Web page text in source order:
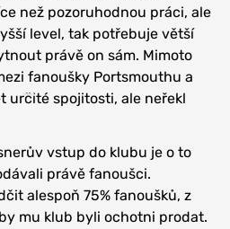
než pozoruhodnou práci, ale
level, tak potřebuje větší
právě on sám. Mimoto
fanoušky Portsmouthu a
určité spojitosti, ale neřekl
vstup do klubu je o to
právě fanoušci.
alespoň 75% fanoušků, z
mu klub byli ochotni prodat.